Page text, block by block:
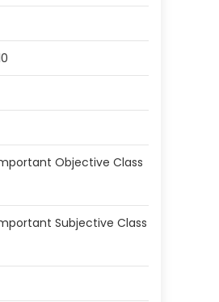
Objective Class
Subjective Class